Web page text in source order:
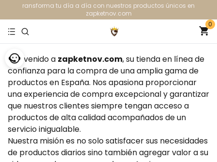
ransforma tu día a día con nuestros productos únicos en
zapketnov.com
0
Bienvenido a zapketnov.com, su tienda en línea de
confianza para la compra de una amplia gama de
productos en España. Nos apasiona proporcionar
una experiencia de compra excepcional y garantizar
que nuestros clientes siempre tengan acceso a
productos de alta calidad acompañados de un
servicio inigualable.
Nuestra misión es no solo satisfacer sus necesidades
de productos diarios sino también agregar valor a su